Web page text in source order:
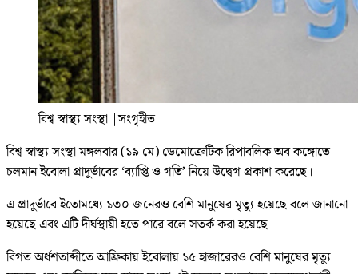
বিশ্ব স্বাস্থ্য সংস্থা |সংগৃহীত
বিশ্ব স্বাস্থ্য সংস্থা মঙ্গলবার (১৯ মে) ডেমোক্রেটিক রিপাবলিক অব কঙ্গোতে
চলমান ইবোলা প্রাদুর্ভাবের ‘ব্যাপ্তি ও গতি’ নিয়ে উদ্বেগ প্রকাশ করেছে।
এ প্রাদুর্ভাবে ইতোমধ্যে ১৩০ জনেরও বেশি মানুষের মৃত্যু হয়েছে বলে জানানো
হয়েছে এবং এটি দীর্ঘস্থায়ী হতে পারে বলে সতর্ক করা হয়েছে।
বিগত অর্ধশতাব্দীতে আফ্রিকায় ইবোলায় ১৫ হাজারেরও বেশি মানুষের মৃত্যু